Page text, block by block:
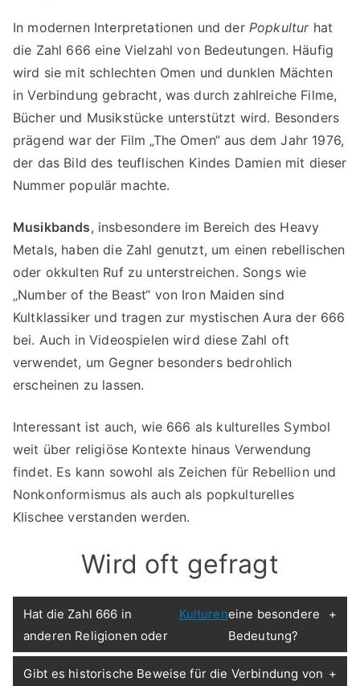
In modernen Interpretationen und der Popkulturhat
die Zahl 666 eine Vielzahl von Bedeutungen. Häufig
wird sie mit schlechten Omen und dunklen Mächten
in Verbindung gebracht, was durch zahlreiche Filme,
Bücher und Musikstücke unterstützt wird. Besonders
prägend war der Film „The Omen“ aus dem Jahr 1976,
der das Bild des teuflischen Kindes Damien mit dieser
Nummer populär machte.
Musikbands, insbesondere im Bereich des Heavy
Metals, haben die Zahl genutzt, um einen rebellischen
oder okkulten Ruf zu unterstreichen. Songs wie
„Number of the Beast“ von Iron Maiden sind
Kultklassiker und tragen zur mystischen Aura der 666
bei. Auch in Videospielen wird diese Zahl oft
verwendet, um Gegner besonders bedrohlich
erscheinen zu lassen.
Interessant ist auch, wie 666 als kulturelles Symbol
weit über religiöse Kontexte hinaus Verwendung
findet. Es kann sowohl als Zeichen für Rebellion und
Nonkonformismus als auch als popkulturelles
Klischee verstanden werden.
Wird oft gefragt
Hat die Zahl 666 in
anderen Religionen oder
Kultureneine besondere
Bedeutung?
Gibt es historische Beweise für die Verbindung von